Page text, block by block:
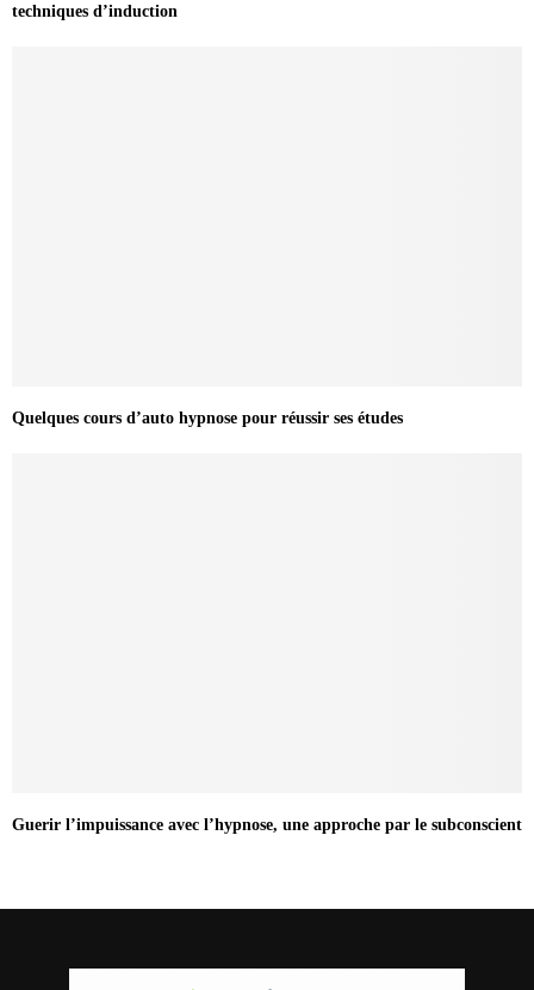
techniques d’induction
Quelques cours d’auto hypnose pour réussir ses études
Guerir l’impuissance avec l’hypnose, une approche par le subconscient